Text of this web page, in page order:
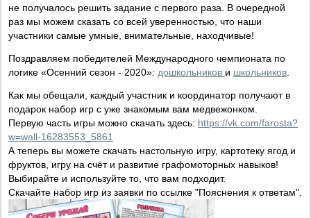
не получалось решить задание с первого раза. В очередной
раз мы можем сказать со всей уверенностью, что наши
участники самые умные, внимательные, находчивые!
Поздравляем победителей Международного чемпионата по
логике «Осенний сезон - 2020»: дошкольников и школьников
Как мы обещали, каждый участник и координатор получают в
подарок набор игр с уже знакомым вам медвежонком.
Первую часть игры можно скачать здесь: https://vk.com/farosta?
w=wall-16283553_5861
А теперь вы можете скачать настольную игру, картотеку ягод и
фруктов, игру на счёт и развитие графомоторных навыков!
Выбирайте и используйте то, что вам подходит.
Скачайте набор игр из заявки по ссылке "Пояснения к ответам".